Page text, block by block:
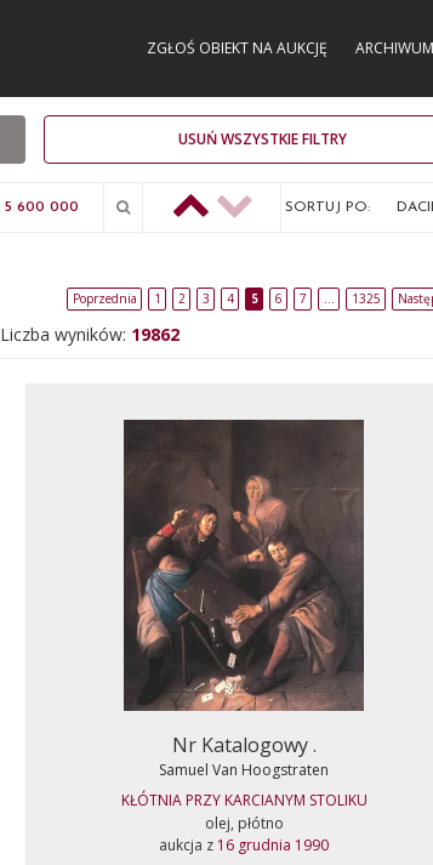
ZGŁOŚ OBIEKT NA AUKCJĘ
USUŃ WSZYSTKIE FILTRY
SORTUJ PO:
Poprzednia 1 2 3 4 5 6 7 … 1325
Liczba wyników: 19862
Nr Katalogowy .
Samuel Van Hoogstraten
KŁÓTNIA PRZY KARCIANYM STOLIKU
olej, płótno
aukcja z 16 grudnia 1990